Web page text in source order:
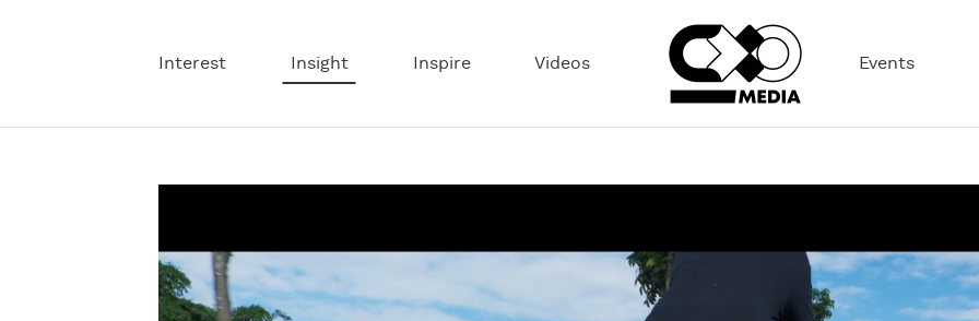
Interest Insight Inspire Videos Events